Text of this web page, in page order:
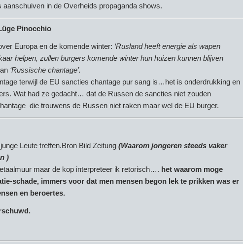
in de Overheids propaganda shows.
Pinocchio
Europa en de komende winter: ‘Rusland heeft energie als wapen
helpen, zullen burgers komende winter hun huizen kunnen blijven
‘Russische chantage’.
terwijl de EU sancties chantage pur sang is…het is onderdrukking en
Wat had ze gedacht… dat de Russen de sancties niet zouden
die trouwens de Russen niet raken maar wel de EU burger.
Leute treffen.Bron Bild Zeitung (Waarom jongeren steeds vaker
)
maar de kop interpreteer ik retorisch…. het waarom moge
schade, immers voor dat men mensen begon lek te prikken was er
en beroertes.